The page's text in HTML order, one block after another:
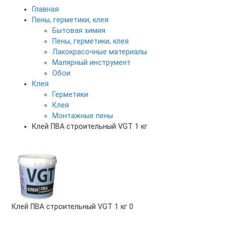
Главная
Пены, герметики, клея
Бытовая химия
Пены, герметики, клея
Лакокрасочные материалы
Малярный инструмент
Обои
Клея
Герметики
Клея
Монтажные пены
Клей ПВА строительный VGT 1 кг
Клей ПВА строительный VGT 1 кг 0